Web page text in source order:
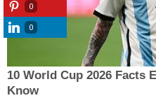
0
0